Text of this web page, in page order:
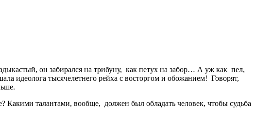
он забирался на трибуну, как петух на забор… А уж как пел,
идеолога тысячелетнего рейха с восторгом и обожанием! Говорят,
Какими талантами, вообще, должен был обладать человек, чтобы судьба